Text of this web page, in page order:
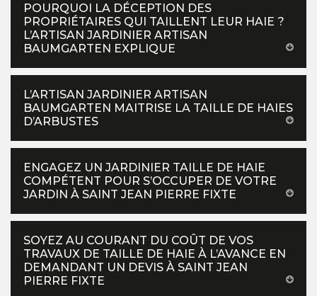
POURQUOI LA DÉCEPTION DES
PROPRIÉTAIRES QUI TAILLENT LEUR HAIE ?
L’ARTISAN JARDINIER ARTISAN
BAUMGARTEN EXPLIQUE
L’ARTISAN JARDINIER ARTISAN
BAUMGARTEN MAITRISE LA TAILLE DE HAIES
D’ARBUSTES
ENGAGEZ UN JARDINIER TAILLE DE HAIE
COMPÉTENT POUR S’OCCUPER DE VOTRE
JARDIN À SAINT JEAN PIERRE FIXTE
SOYEZ AU COURANT DU COÛT DE VOS
TRAVAUX DE TAILLE DE HAIE À L’AVANCE EN
DEMANDANT UN DEVIS À SAINT JEAN
PIERRE FIXTE